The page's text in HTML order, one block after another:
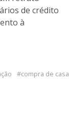
de crédito
à
compra de casa